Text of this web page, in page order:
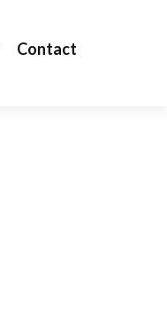
Contact